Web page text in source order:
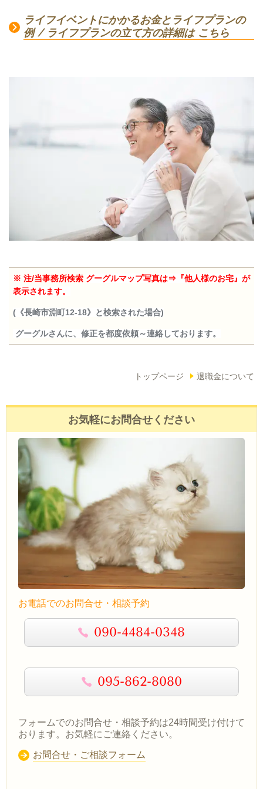
ライフイベントにかかるお金とライフプランの
例 / ライフプランの立て方の詳細は こちら
※ 注/当事務所検索 グーグルマップ写真は⇒『他人様のお宅』が
表示されます。
(《長崎市淵町12-18》と検索された場合)
グーグルさんに、修正を都度依頼～連絡しております。
トップページ 退職金について
お気軽にお問合せください
お電話でのお問合せ・相談予約
090-4484-0348
095-862-8080
フォームでのお問合せ・相談予約は24時間受け付けて
おります。お気軽にご連絡ください。
お問合せ・ご相談フォーム